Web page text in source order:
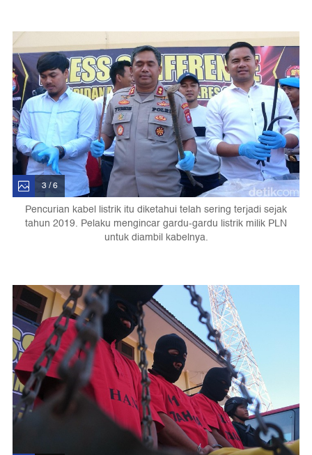
3 / 6
Pencurian kabel listrik itu diketahui telah sering terjadi sejak
tahun 2019. Pelaku mengincar gardu-gardu listrik milik PLN
untuk diambil kabelnya.